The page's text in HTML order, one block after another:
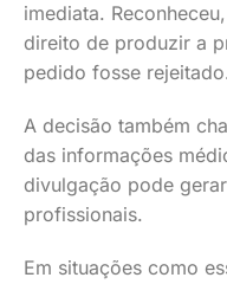
imediata.
direito de produzir a
pedido fosse
A decisão também
das informações
divulgação pode
profissionais.
Em situações como